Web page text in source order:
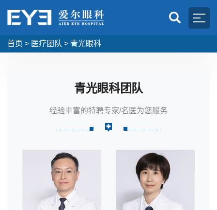
首页 > 医疗团队 > 青光眼科
青光眼科团队
经验丰富的特聘专家/名医为您服务